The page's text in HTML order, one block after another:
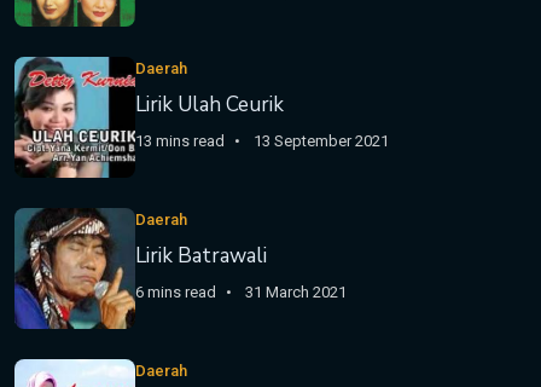
Daerah
Lirik Ulah Ceurik
13 mins read 13 September 2021
Daerah
Lirik Batrawali
6 mins read 31 March 2021
Daerah